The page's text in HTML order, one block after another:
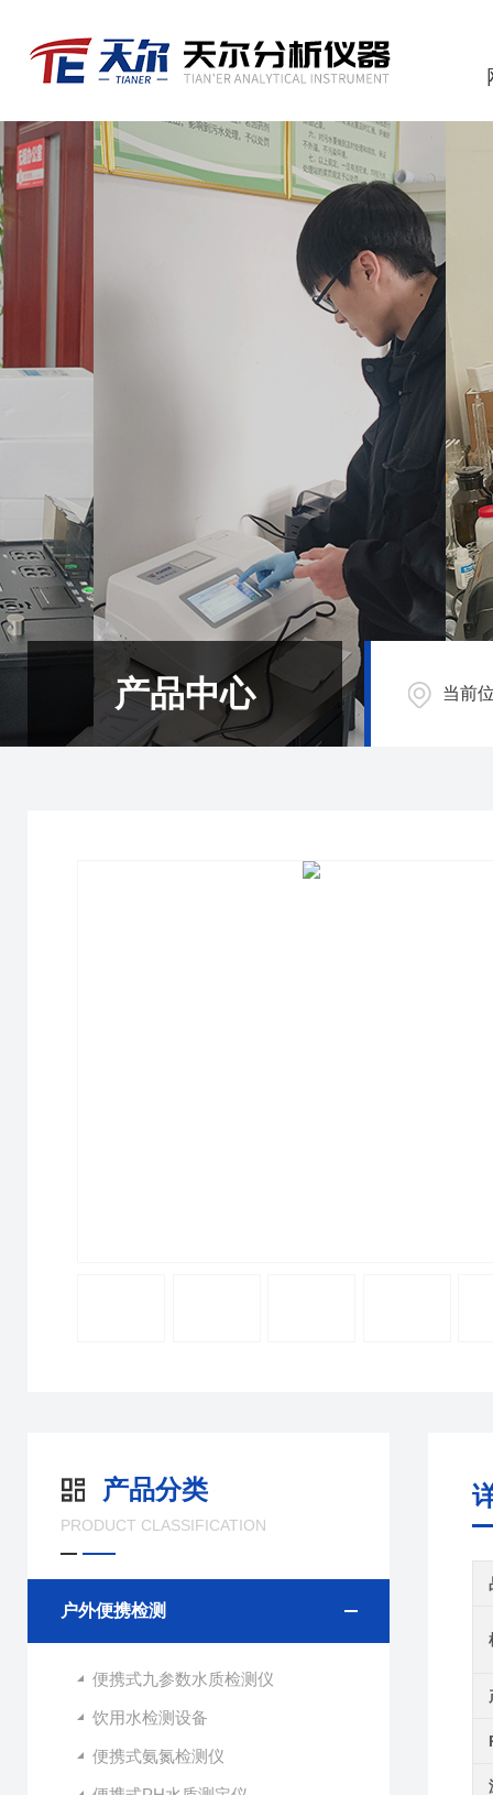
产品中心 当前
产品分类
PRODUCT CLASSIFICATION
户外便携检测
便携式九参数水质检测仪
饮用水检测设备
便携式氨氮检测仪